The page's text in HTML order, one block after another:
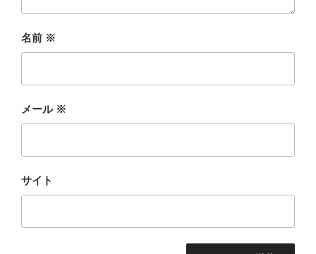
名前 ※
メール ※
サイト